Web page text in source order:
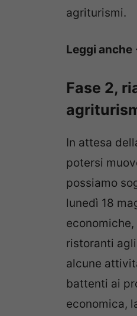
agriturismi.
Leggi anche
Fase 2,
In attesa
potersi
possiamo
lunedì 18
ristoranti
alcune
battenti ai
economica,